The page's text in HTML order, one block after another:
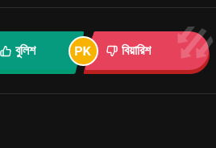
বুলিশ বিয়ারিশ